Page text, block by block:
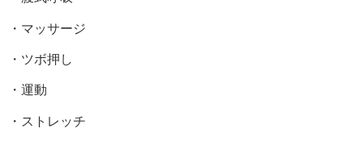
・マッサージ
・ツボ押し
・運動
・ストレッチ